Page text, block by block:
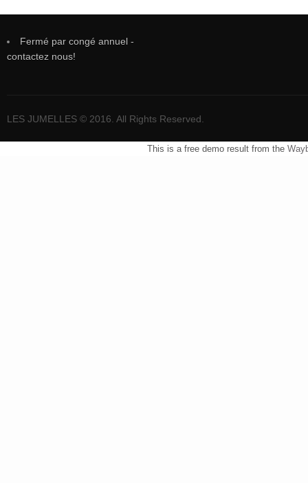
Fermé par congé annuel -
contactez nous!
LES JUMELLES © 2016. All Rights Reserved.
This is a free demo result from the